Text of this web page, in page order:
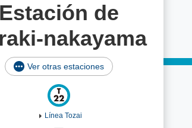
Estación de
nakayama
Ver otras estaciones
Línea Tozai